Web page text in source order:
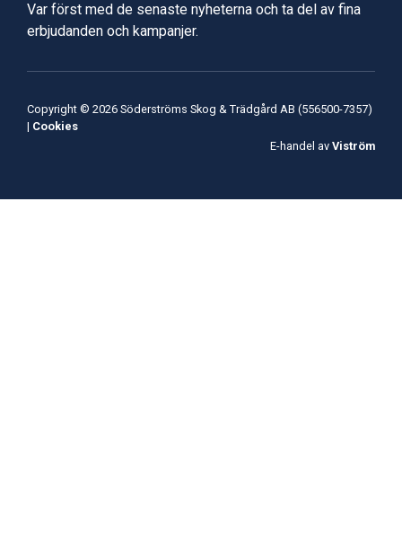
Var först med de senaste nyheterna och ta del av fina
erbjudanden och kampanjer.
Copyright © 2026 Söderströms Skog & Trädgård AB (556500-7357)
| Cookies
E-handel av Viström